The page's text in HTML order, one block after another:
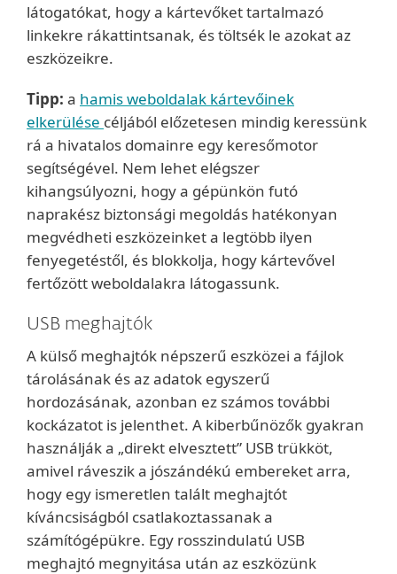
látogatókat, hogy a kártevőket tartalmazó
linkekre rákattintsanak, és töltsék le azokat az
eszközeikre.
Tipp: a hamis weboldalak kártevőinek
elkerülése céljából előzetesen mindig keressünk
rá a hivatalos domainre egy keresőmotor
segítségével. Nem lehet elégszer
kihangsúlyozni, hogy a gépünkön futó
naprakész biztonsági megoldás hatékonyan
megvédheti eszközeinket a legtöbb ilyen
fenyegetéstől, és blokkolja, hogy kártevővel
fertőzött weboldalakra látogassunk.
USB meghajtók
A külső meghajtók népszerű eszközei a fájlok
tárolásának és az adatok egyszerű
hordozásának, azonban ez számos további
kockázatot is jelenthet. A kiberbűnözők gyakran
használják a „direkt elvesztett” USB trükköt,
amivel ráveszik a jószándékú embereket arra,
hogy egy ismeretlen talált meghajtót
kíváncsiságból csatlakoztassanak a
számítógépükre. Egy rosszindulatú USB
meghajtó megnyitása után az eszközünk